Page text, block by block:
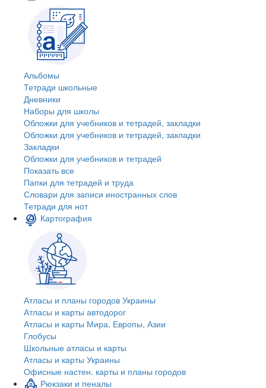
Альбомы
Тетради школьные
Дневники
Наборы для школы
Обложки для учебников и тетрадей, закладки
Обложки для учебников и тетрадей, закладки
Закладки
Обложки для учебников и тетрадей
Показать все
Папки для тетрадей и труда
Словари для записи иностранных слов
Тетради для нот
Картография
Атласы и планы городов Украины
Атласы и карты автодорог
Атласы и карты Мира, Европы, Азии
Глобусы
Школьные атласы и карты
Атласы и карты Украины
Офисные настен. карты и планы городов
Рюкзаки и пеналы